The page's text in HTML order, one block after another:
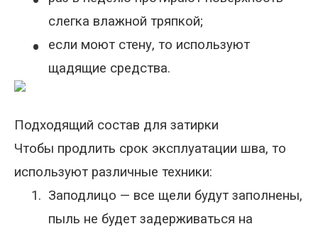
слегка влажной тряпкой;
•
если моют стену, то используют
щадящие средства.
Подходящий состав для затирки
Чтобы продлить срок эксплуатации шва, то
используют различные техники:
1. Заподлицо — все щели будут заполнены,
пыль не будет задерживаться на